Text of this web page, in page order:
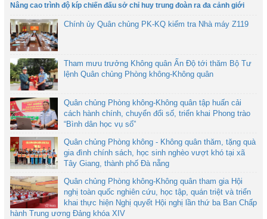
Nâng cao trình độ kíp chiến đấu sở chỉ huy trung đoàn ra đa cảnh giới
Chính ủy Quân chủng PK-KQ kiểm tra Nhà máy Z119
Tham mưu trưởng Không quân Ấn Độ tới thăm Bộ Tư
lệnh Quân chủng Phòng không-Không quân
Quân chủng Phòng không-Không quân tập huấn cải
cách hành chính, chuyển đổi số, triển khai Phong trào
“Bình dân học vụ số”
Quân chủng Phòng không - Không quân thăm, tặng quà
gia đình chính sách, học sinh nghèo vượt khó tại xã
Tây Giang, thành phố Đà nẵng
Quân chủng Phòng không-Không quân tham gia Hội
nghị toàn quốc nghiên cứu, học tập, quán triệt và triển
khai thực hiện Nghị quyết Hội nghị lần thứ ba Ban Chấp
hành Trung ương Đảng khóa XIV